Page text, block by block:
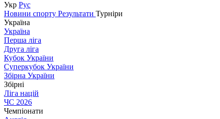
Укр Рус
Новини спорту Результати Турніри
Україна
Україна
Перша ліга
Друга ліга
Кубок України
Суперкубок України
Збірна України
Збірні
Ліга націй
ЧС 2026
Чемпіонати